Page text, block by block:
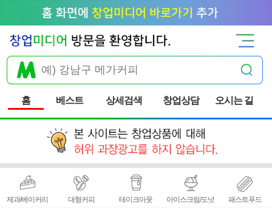
홈 베스트 상세검색 창업상담 오시는 길
제과/베이커리 대형커피 테이크아웃 아이스크림/도넛 패스트푸드